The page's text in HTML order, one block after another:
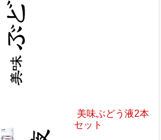
美味ぶどう液2本
セット